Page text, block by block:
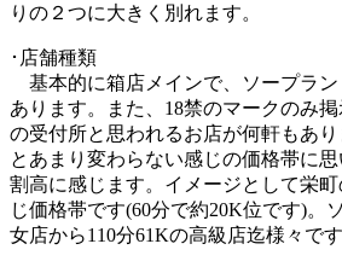
りの２つに大きく別れます。
･店舗種類
基本的に箱店メインで、ソープラン
あります。また、18禁のマークのみ
の受付所と思われるお店が何軒もあ
とあまり変わらない感じの価格帯に
割高に感じます。イメージとして栄
じ価格帯です(60分で約20K位です)。
女店から110分61Kの高級店迄様々です